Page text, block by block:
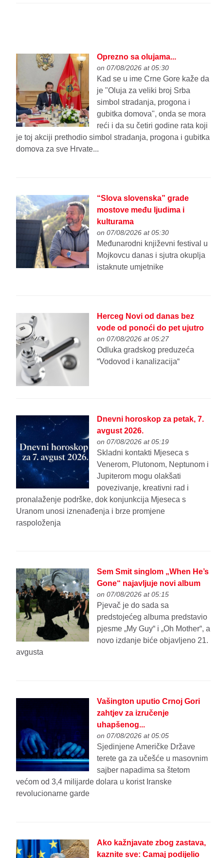
Oprezno sa olujama...
on 07/08/2026 at 05:30
Kad se u ime Crne Gore kaže da
je "Oluja za veliki broj Srba
simbol stradanja, progona i
gubitka domova", onda se mora
reći i da su četiri godine rata koji
je toj akciji prethodio simbol stradanja, progona i gubitka
domova za sve Hrvate...
“Slova slovenska” grade
mostove među ljudima i
kulturama
on 07/08/2026 at 05:30
Međunarodni književni festival u
Mojkovcu danas i sjutra okuplja
istaknute umjetnike
Herceg Novi od danas bez
vode od ponoći do pet ujutro
on 07/08/2026 at 05:27
Odluka gradskog preduzeća
“Vodovod i kanalizacija“
Dnevni horoskop za petak, 7.
avgust 2026.
on 07/08/2026 at 05:19
Skladni kontakti Mjeseca s
Venerom, Plutonom, Neptunom i
Jupiterom mogu olakšati
povezivanje, kreativni rad i
pronalaženje podrške, dok konjunkcija Mjeseca s
Uranom unosi iznenađenja i brze promjene
raspoloženja
Sem Smit singlom „When He’s
Gone“ najavljuje novi album
on 07/08/2026 at 05:15
Pjevač je do sada sa
predstojećeg albuma predstavio
pjesme „My Guy“ i „Oh Mother“, a
novo izdanje biće objavljeno 21.
avgusta
Vašington uputio Crnoj Gori
zahtjev za izručenje
uhapšenog...
on 07/08/2026 at 05:05
Sjedinjene Američke Države
terete ga za učešće u masovnim
sajber napadima sa štetom
većom od 3,4 milijarde dolara u korist Iranske
revolucionarne garde
Ako kažnjavate zbog zastava,
kaznite sve: Camaj podijelio